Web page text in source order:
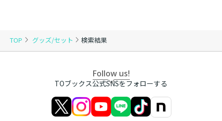
TOP グッズ/セット 検索結果
Follow us!
TOブックス公式SNSをフォローする